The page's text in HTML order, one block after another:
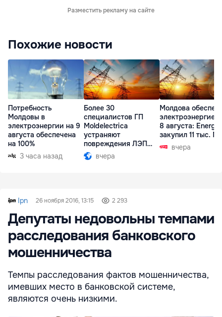
Разместить рекламу на сайте
Похожие новости
Потребность
Молдовы в
электроэнергии на 9
августа обеспечена
на 100%
3 часа назад
Более 30
специалистов ГП
Moldelectrica
устраняют
повреждения ЛЭП
Бельцы-Днестровск
вчера
Молдова
электроэнергией
8 августа:
закупил 11 тыс.
вчера
Ipn 26 ноября 2016, 13:15 2 293
Депутаты недовольны темпами
расследования банковского
мошенничества
Темпы расследования фактов мошенничества,
имевших место в банковской системе,
являются очень низкими.